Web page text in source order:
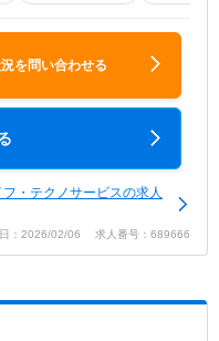
を問い合わせる
・テクノサービスの求人
：2026/02/06 求人番号：689666